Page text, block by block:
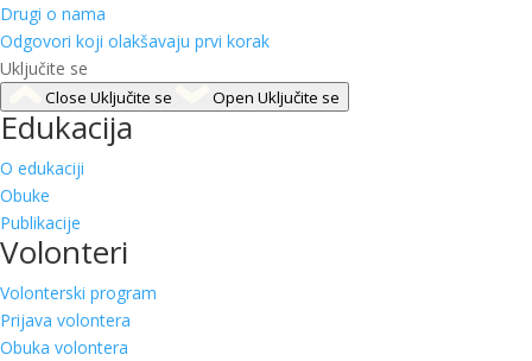
Drugi o nama
Odgovori koji olakšavaju prvi korak
Uključite se
Close Uključite se Open Uključite se
Edukacija
O edukaciji
Obuke
Publikacije
Volonteri
Volonterski program
Prijava volontera
Obuka volontera